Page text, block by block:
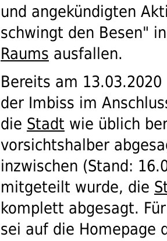
und angekündigten
schwingt den Besen"
Raums ausfallen.
Bereits am
der Imbiss im
die Stadt wie üblich
vorsichtshalber
inzwischen (Stand:
mitgeteilt wurde, die
komplett abgesagt.
sei auf die Homepage